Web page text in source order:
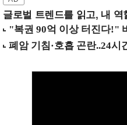
글로벌 트렌드를 읽고, 내